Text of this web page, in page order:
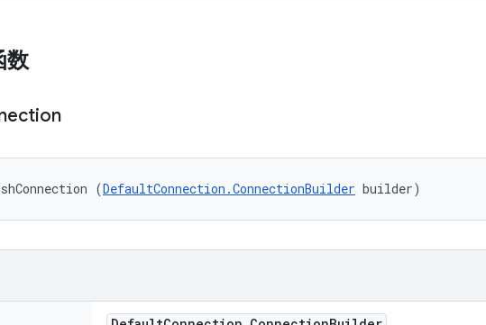
数
(DefaultConnection.ConnectionBuilder builder)